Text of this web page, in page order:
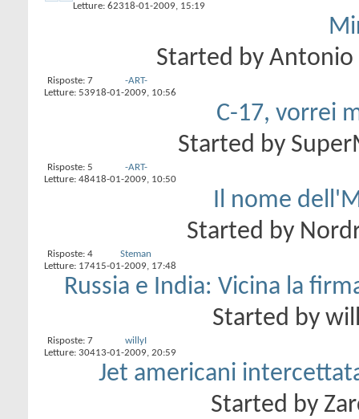
Letture: 62318-01-2009, 15:19
Started by Antonio
Risposte: 7
Letture: 539
-ART-
18-01-2009, 10:56
C-17, vorrei
Started by
Risposte: 5
Letture: 484
-ART-
18-01-2009, 10:50
Il nome
Started by
Risposte: 4
Letture: 174
Steman
15-01-2009, 17:48
Russia e India: Vicina la
Started by
Risposte: 7
Letture: 304
willyI
13-01-2009, 20:59
Jet americani
Started by